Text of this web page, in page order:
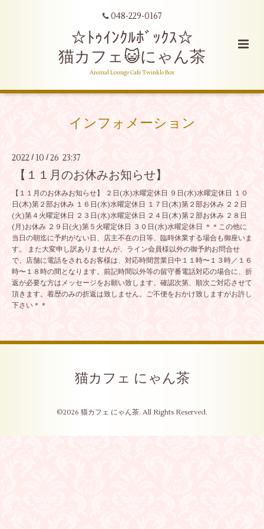
048-229-0167
☆ﾄｩｲﾝｸﾙﾎﾞｯｸｽ☆
猫カフェ😺にゃん茶
Animal Lounge Cafe Twinkle Box
インフォメーション
2022 / 10 /26 23:37
【１１月のお休みお知らせ】
【１１月のお休みお知らせ】 ２日(水)水曜定休日 ９日(水)水曜定休日 １０
日(木)第２部お休み １６日(水)水曜定休日 １７日(木)第２部お休み ２２日
(火)第４火曜定休日 ２３日(水)水曜定休日 ２４日(木)第２部お休み ２８日
(月)お休み ２９日(火)第５火曜定休日 ３０日(水)水曜定休日 ＊＊この他に
当日の朝迄に予約がない日、店主不在の日等、臨時休業する場合も御座いま
す。 また大変申し訳ありませんが、ライン会員様以外の御予約お問合せ
で、店舗に電話をされるお客様は、対応時間営業日中１１時〜１３時／１６
時〜１８時の間となります。前記時間以外等の留守番電話対応の場合に、折
返が必要な方はメッセージをお願い致します。確認次第、順次ご対応させて
頂きます。着歴のみの折返は致しません。ご不便をおかけ致しますがお許し
下さい＊＊
猫カフェ にゃん茶
©2026 猫カフェ にゃん茶. All Rights Reserved.